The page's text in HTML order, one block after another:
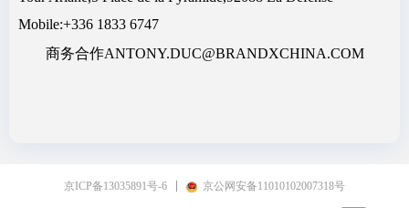
Mobile:+336 1833 6747
商务合作ANTONY.DUC@BRANDXCHINA.COM​​​​​​​
京ICP备13035891号-6 京公网安备11010102007318号